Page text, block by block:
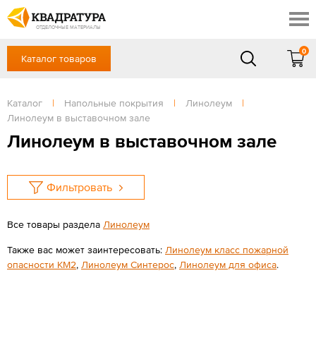
ОТДЕЛОЧНЫЕ МАТЕРИАЛЫ
Скидки
Акции
Готовые решения
Доставка и оплата
Отзывы
+7 (861) 212-10-58
Сб, Вс — выходной
ЗАКАЗАТЬ ЗВОНОК
Вход / Регистрация
Каталог товаров
0
Каталог | Напольные покрытия | Линолеум
|
Линолеум в выставочном зале
Линолеум в выставочном зале
Фильтровать
Все товары раздела Линолеум
Также вас может заинтересовать: Линолеум класс пожарной
опасности КМ2, Линолеум Cинтерос, Линолеум для офиса.